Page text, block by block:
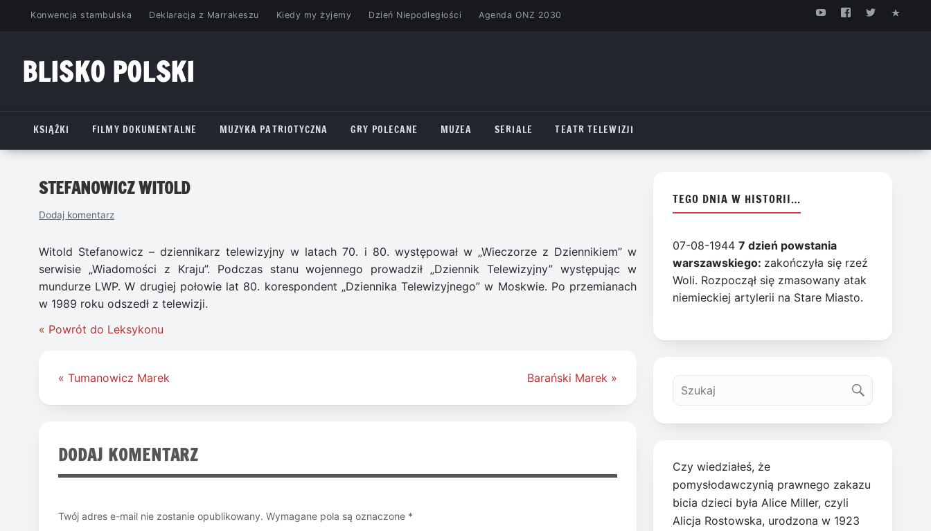
PrzejdźKonwencja stambulska Deklaracja z Marrakeszu Kiedy my żyjemy Dzień Niepodległości Agenda ONZ 2030
BLISKO POLSKI
KSIĄŻKI
FILMY DOKUMENTALNE MUZYKA PATRIOTYCZNA GRY POLECANE MUZEA SERIALE TEATR TELEWIZJI
STEFANOWICZ WITOLD
Dodaj komentarz
Witold Stefanowicz – dziennikarz telewizyjny w latach 70. i 80. występował w „Wieczorze z Dziennikiem” w
serwisie „Wiadomości z Kraju”. Podczas stanu wojennego prowadził „Dziennik Telewizyjny” występując w
mundurze LWP. W drugiej połowie lat 80. korespondent „Dziennika Telewizyjnego” w Moskwie. Po przemianach
w 1989 roku odszedł z telewizji.
« Powrót do Leksykonu
Nawigacja
« Tumanowicz Marek Barański Marek »
DODAJ KOMENTARZ
Twój adres e-mail nie zostanie opublikowany. Wymagane pola są oznaczone *
TEGO DNIA W HISTORII…
07-08-19447 dzień powstania
warszawskiego: zakończyła się rzeź
Woli. Rozpoczął się zmasowany atak
niemieckiej artylerii na Stare Miasto.
Czy wiedziałeś, że
pomysłodawczynią prawnego zakazu
bicia dzieci była Alice Miller, czyli
Alicja Rostowska, urodzona w 1923